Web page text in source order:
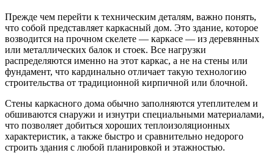
Прежде чем перейти к техническим деталям, важно понять,
что собой представляет каркасный дом. Это здание, которое
возводится на прочном скелете — каркасе — из деревянных
или металлических балок и стоек. Все нагрузки
распределяются именно на этот каркас, а не на стены или
фундамент, что кардинально отличает такую технологию
строительства от традиционной кирпичной или блочной.
Стены каркасного дома обычно заполняются утеплителем и
обшиваются снаружи и изнутри специальными материалами,
что позволяет добиться хороших теплоизоляционных
характеристик, а также быстро и сравнительно недорого
строить здания с любой планировкой и этажностью.